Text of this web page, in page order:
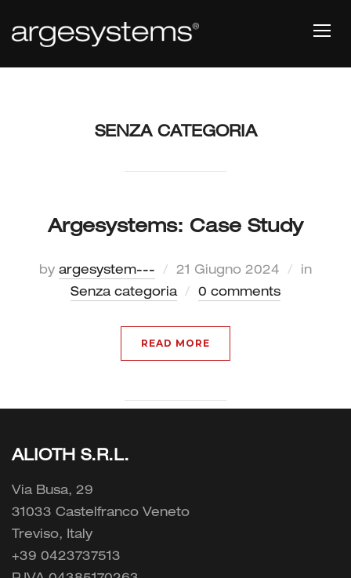
SENZA CATEGORIA
Argesystems: Case Study
by argesystem--- 21 Giugno 2024
in
Senza categoria
0 comments
READ MORE
ALIOTH S.R.L.
Via Busa, 29
31033 Castelfranco Veneto
Treviso, Italy
+39 0423737513